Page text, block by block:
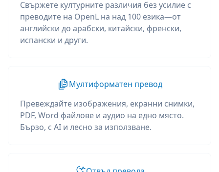
Свържете културните различия без усилие с
преводите на OpenL на над 100 езика—от
английски до арабски, китайски, френски,
испански и други.
Мултиформатен превод
Превеждайте изображения, екранни снимки,
PDF, Word файлове и аудио на едно място.
Бързо, с AI и лесно за използване.